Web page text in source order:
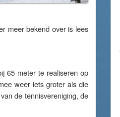
meer bekend over is lees
65 meter te realiseren op
weer iets groter als die
de tennisvereniging, de